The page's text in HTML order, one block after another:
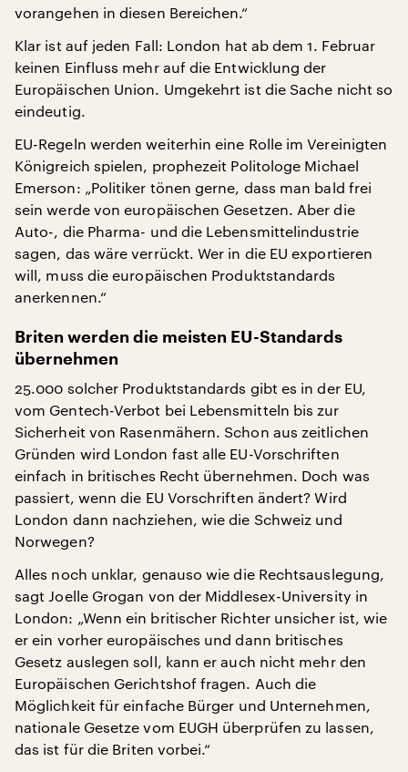
vorangehen in diesen Bereichen.“
Klar ist auf jeden Fall: London hat ab dem 1. Februar
keinen Einfluss mehr auf die Entwicklung der
Europäischen Union. Umgekehrt ist die Sache nicht so
eindeutig.
EU-Regeln werden weiterhin eine Rolle im Vereinigten
Königreich spielen, prophezeit Politologe Michael
Emerson: „Politiker tönen gerne, dass man bald frei
sein werde von europäischen Gesetzen. Aber die
Auto-, die Pharma- und die Lebensmittelindustrie
sagen, das wäre verrückt. Wer in die EU exportieren
will, muss die europäischen Produktstandards
anerkennen.“
Briten werden die meisten EU-Standards
übernehmen
25.000 solcher Produktstandards gibt es in der EU,
vom Gentech-Verbot bei Lebensmitteln bis zur
Sicherheit von Rasenmähern. Schon aus zeitlichen
Gründen wird London fast alle EU-Vorschriften
einfach in britisches Recht übernehmen. Doch was
passiert, wenn die EU Vorschriften ändert? Wird
London dann nachziehen, wie die Schweiz und
Norwegen?
Alles noch unklar, genauso wie die Rechtsauslegung,
sagt Joelle Grogan von der Middlesex-University in
London: „Wenn ein britischer Richter unsicher ist, wie
er ein vorher europäisches und dann britisches
Gesetz auslegen soll, kann er auch nicht mehr den
Europäischen Gerichtshof fragen. Auch die
Möglichkeit für einfache Bürger und Unternehmen,
nationale Gesetze vom EUGH überprüfen zu lassen,
das ist für die Briten vorbei.“